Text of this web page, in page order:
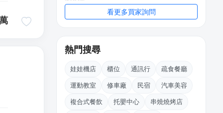
花蓮縣｜預算 50萬~100萬元
桃園市｜預算 10萬~30萬元
新北市｜預算 30萬~50萬元
看更多買家詢問
熱門搜尋
娃娃機店 櫃位 通訊行
疏食餐廳
運動教室
修車廠 民宿
汽車美容
複合式餐飲
托嬰中心
串燒燒烤店